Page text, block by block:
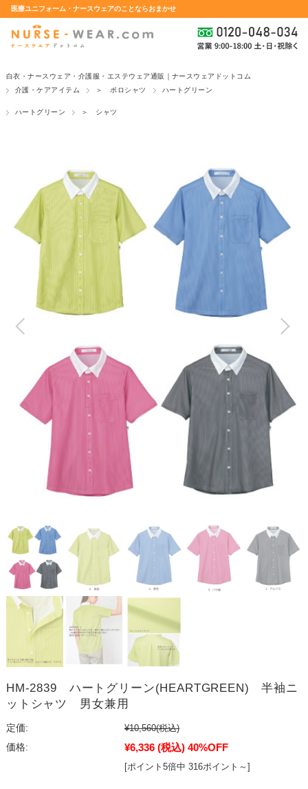
医療ユニフォーム・ナースウェアのことならおまかせ
白衣・ナースウェア・介護服・エステウェア通販｜ナースウェアドットコム
介護・ケアアイテム
＞ ポロシャツ ハートグリーン
ハートグリーン ＞ シャツ
HM-2839 ハートグリーン(HEARTGREEN) 半袖ニ
ットシャツ 男女兼用
定価: ¥10,560(税込)
価格:
¥6,336 (税込) 40%OFF
[ポイント5倍中 316ポイント～]